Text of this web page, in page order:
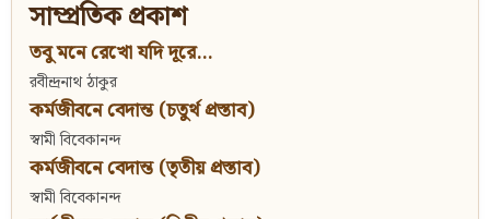
সাম্প্রতিক প্রকাশ
তবু মনে রেখো যদি দূরে...
রবীন্দ্রনাথ ঠাকুর
কর্মজীবনে বেদান্ত (চতুর্থ প্রস্তাব)
স্বামী বিবেকানন্দ
কর্মজীবনে বেদান্ত (তৃতীয় প্রস্তাব)
স্বামী বিবেকানন্দ